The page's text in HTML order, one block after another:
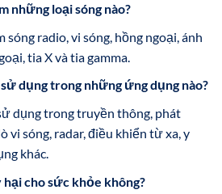
những loại sóng nào?
sóng radio, vi sóng, hồng ngoại, ánh
tia X và tia gamma.
dụng trong những ứng dụng nào?
dụng trong truyền thông, phát
vi sóng, radar, điều khiển từ xa, y
khác.
cho sức khỏe không?